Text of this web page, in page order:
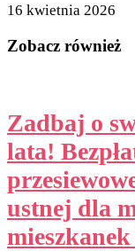
16 kwietnia 2026
Zobacz również
Zadbaj o
lata!
ustnej dla